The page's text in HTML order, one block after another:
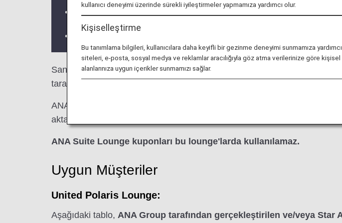
Üçüncü taraf lounge hizmetleri ve Açılış saatleri önceden haber
Lounge'ın yer aldığı ülke veya eyalete bağlı olarak lounge'a
San Francisco Uluslararası Havaalanı'ndaki
tarafından gerçekleştirilen dış hat uçuşlarındaki lounge erişimine ilişkin
ANA Group tarafından gerçekleştirilen bir uçuştan, Japonya dışındaki
aktarma yaparken lounge erişimi kriterleri farklılık gösterebilir. Lütfen
ANA Suite Lounge kuponları bu lounge'larda kullanılamaz.
Uygun Müşteriler
United Polaris Lounge:
Aşağıdaki tablo, ANA Group tarafından gerçekleştirilen ve/veya
kullanıcı deneyimi üzerinde sürekli iyileştirmeler yapmamıza yardımcı olur.
Kişiselleştirme
Bu tanımlama bilgileri, kullanıcılara daha keyifli bir gezinme deneyimi sunmamıza
siteleri, e-posta, sosyal medya ve reklamlar aracılığıyla göz atma verilerinize göre
alanlarınıza uygun içerikler sunmamızı sağlar.